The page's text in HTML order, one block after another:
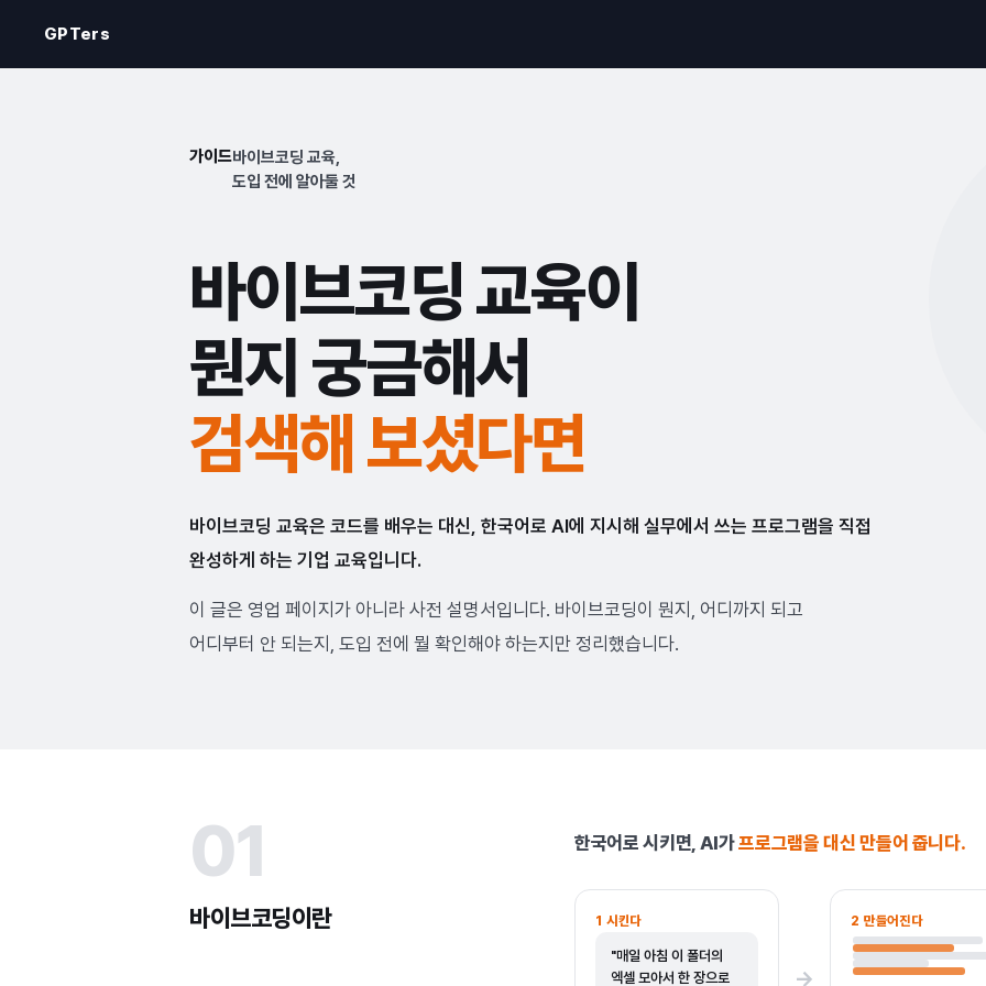
GPTers
가이드바이브코딩 교육,
도입 전에 알아둘 것
바이브코딩 교육이
뭔지 궁금해서
검색해 보셨다면
바이브코딩 교육은 코드를 배우는 대신, 한국어로 AI에 지시해 실무에서 쓰는 프로그램을 직접
완성하게 하는 기업 교육입니다.
이 글은 영업 페이지가 아니라 사전 설명서입니다. 바이브코딩이 뭔지, 어디까지 되고
어디부터 안 되는지, 도입 전에 뭘 확인해야 하는지만 정리했습니다.
01
바이브코딩이란
한국어로 시키면, AI가프로그램을 대신 만들어 줍니다.
1 시킨다
"매일 아침 이 폴더의
엑셀 모아서 한 장으로
→
2 만들어진다